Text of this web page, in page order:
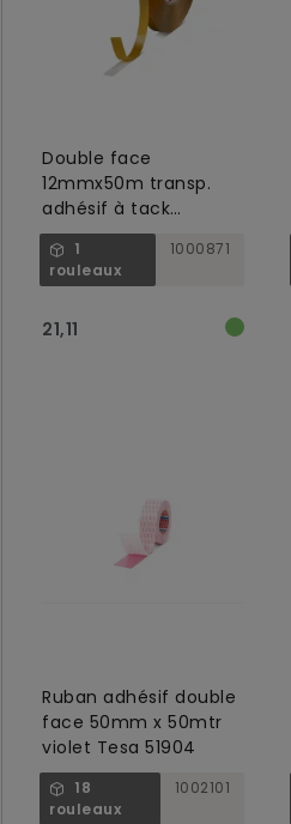
Double face
12mmx50m transp.
adhésif à tack
transparent, tesa
51970
1
rouleaux
1000871
21,11
Ruban adhésif double
face 50mm x 50mtr
violet Tesa 51904
18
rouleaux
1002101